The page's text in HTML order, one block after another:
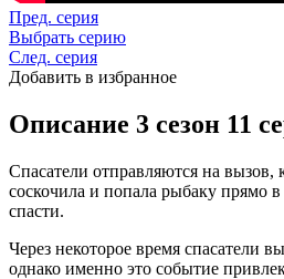
Пред. серия
Выбрать серию
След. серия
Добавить в избранное
Описание 3 сезон 11
Спасатели отправляются на
соскочила и попала рыбаку прямо
спасти.
Через некоторое время спасатели
однако именно это событие